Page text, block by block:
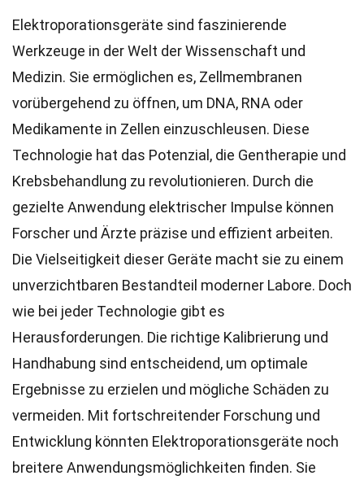
Elektroporationsgeräte sind faszinierende
Werkzeuge in der Welt der Wissenschaft und
Medizin. Sie ermöglichen es, Zellmembranen
vorübergehend zu öffnen, um DNA, RNA oder
Medikamente in Zellen einzuschleusen. Diese
Technologie hat das Potenzial, die Gentherapie und
Krebsbehandlung zu revolutionieren. Durch die
gezielte Anwendung elektrischer Impulse können
Forscher und Ärzte präzise und effizient arbeiten.
Die Vielseitigkeit dieser Geräte macht sie zu einem
unverzichtbaren Bestandteil moderner Labore. Doch
wie bei jeder Technologie gibt es
Herausforderungen. Die richtige Kalibrierung und
Handhabung sind entscheidend, um optimale
Ergebnisse zu erzielen und mögliche Schäden zu
vermeiden. Mit fortschreitender Forschung und
Entwicklung könnten Elektroporationsgeräte noch
breitere Anwendungsmöglichkeiten finden. Sie